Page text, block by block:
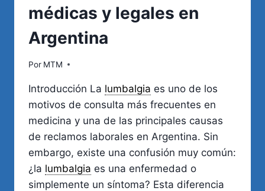
médicas y legales en
Argentina
Por MTM
Introducción La lumbalgia es uno de los
motivos de consulta más frecuentes en
medicina y una de las principales causas
de reclamos laborales en Argentina. Sin
embargo, existe una confusión muy común:
¿la lumbalgia es una enfermedad o
simplemente un síntoma? Esta diferencia